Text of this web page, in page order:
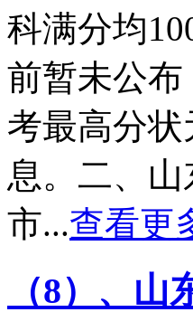
科满分均
前暂未公
考最高分
息。二、
市...查看更
（8）、